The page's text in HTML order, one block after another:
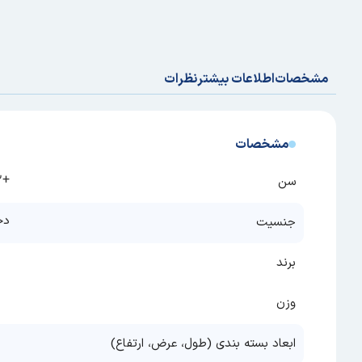
مشخصاتاطلاعات بیشترنظرات
مشخصات
سن +12 سال, 2-4 سال, 4-6 سال, 6-9 سال, 9-12 سال, 3 - 7 سال
جنسیت
برند
وزن
ابعاد بسته بندی (طول، عرض، ارتفاع)